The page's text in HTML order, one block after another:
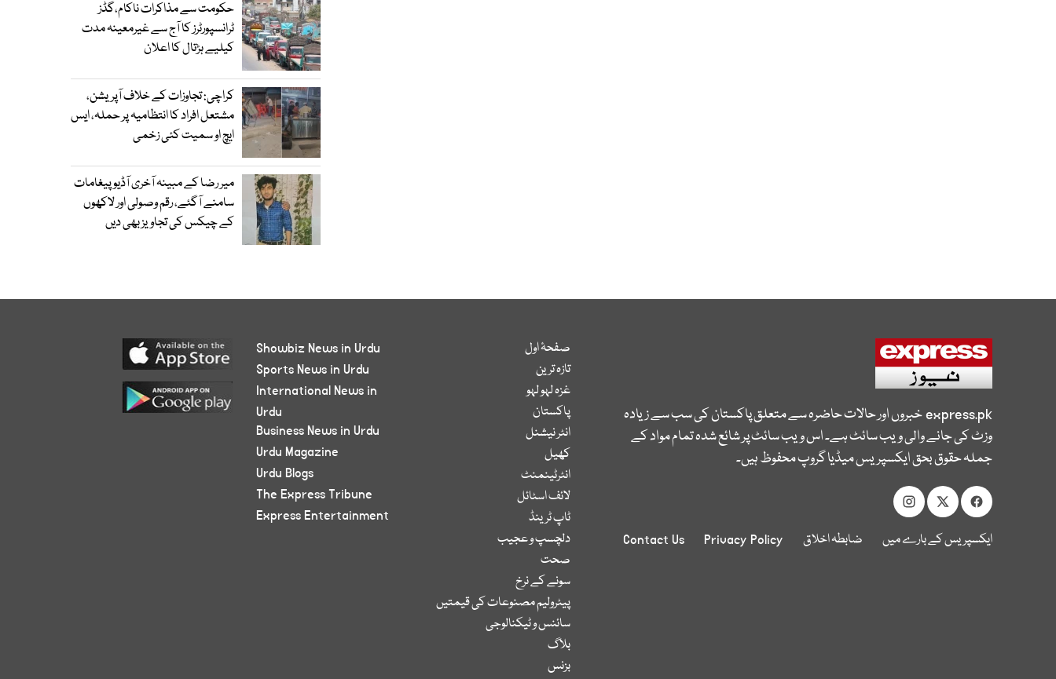
حکومت سے مذاکرات ناکام،گڈز
ٹرانسپورٹرز کا آج سے غیرمعینہ مدت
کیلیے ہڑتال کا اعلان
کراچی: تجاوزات کے خلاف آپریشن،
مشتعل افراد کا انتظامیہ پر حملہ، ایس
ایچ او سمیت کئی زخمی
میر رضا کے مبینہ آخری آڈیو پیغامات
سامنے آگئے، رقم وصولی اور لاکھوں
کے چیکس کی تجاویز بھی دیں
express.pkخبروں اور حالات حاضرہ سے متعلق پاکستان کی سب سے زیادہ
وزٹ کی جانے والی ویب سائٹ ہے۔ اس ویب سائٹ پر شائع شدہ تمام مواد کے
جملہ حقوق بحق ایکسپریس میڈیا گروپ محفوظ ہیں۔
ایکسپریس کے بارے میں ضابطہ اخلاق Privacy Policy
Contact Us
صفحۂ اول
تازہ ترین
غزہ لہو لہو
پاکستان
انٹر نیشنل
کھیل
انٹرٹینمنٹ
لائف اسٹائل
ٹاپ ٹرینڈ
دلچسپ و عجیب
صحت
سونے کے نرخ
پیٹرولیم مصنوعات کی قیمتیں
سائنس و ٹیکنالوجی
بلاگ
بزنس
Showbiz News in Urdu
Sports News in Urdu
International News in
Urdu
Business News in Urdu
Urdu Magazine
Urdu Blogs
The Express Tribune
Express Entertainment